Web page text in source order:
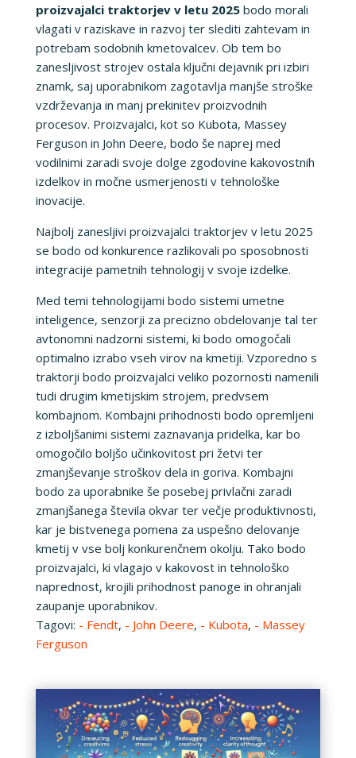
proizvajalci traktorjev v letu 2025bodo morali
vlagati v raziskave in razvoj ter slediti zahtevam in
potrebam sodobnih kmetovalcev. Ob tem bo
zanesljivost strojev ostala ključni dejavnik pri izbiri
znamk, saj uporabnikom zagotavlja manjše stroške
vzdrževanja in manj prekinitev proizvodnih
procesov. Proizvajalci, kot so Kubota, Massey
Ferguson in John Deere, bodo še naprej med
vodilnimi zaradi svoje dolge zgodovine kakovostnih
izdelkov in močne usmerjenosti v tehnološke
inovacije.
Najbolj zanesljivi proizvajalci traktorjev v letu 2025
se bodo od konkurence razlikovali po sposobnosti
integracije pametnih tehnologij v svoje izdelke.
Med temi tehnologijami bodo sistemi umetne
inteligence, senzorji za precizno obdelovanje tal ter
avtonomni nadzorni sistemi, ki bodo omogočali
optimalno izrabo vseh virov na kmetiji. Vzporedno s
traktorji bodo proizvajalci veliko pozornosti namenili
tudi drugim kmetijskim strojem, predvsem
kombajnom. Kombajni prihodnosti bodo opremljeni
z izboljšanimi sistemi zaznavanja pridelka, kar bo
omogočilo boljšo učinkovitost pri žetvi ter
zmanjševanje stroškov dela in goriva. Kombajni
bodo za uporabnike še posebej privlačni zaradi
zmanjšanega števila okvar ter večje produktivnosti,
kar je bistvenega pomena za uspešno delovanje
kmetij v vse bolj konkurenčnem okolju. Tako bodo
proizvajalci, ki vlagajo v kakovost in tehnološko
naprednost, krojili prihodnost panoge in ohranjali
zaupanje uporabnikov.
Tagovi: - Fendt, - John Deere, - Kubota, - Massey
Ferguson